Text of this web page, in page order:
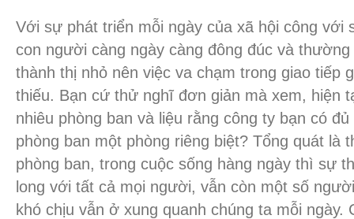
Với sự phát triển mỗi ngày của xã hội công với
con người càng ngày càng đông đúc và
thành thị nhỏ nên việc va chạm trong giao tiếp
thiếu. Bạn cứ thử nghĩ đơn giản mà xem, hiện
nhiêu phòng ban và liệu rằng công ty bạn có
phòng ban một phòng riêng biệt? Tổng quát là
phòng ban, trong cuộc sống hàng ngày thì sự
long với tất cả mọi người, vẫn còn một số
khó chịu vẫn ở xung quanh chúng ta mỗi ngày.